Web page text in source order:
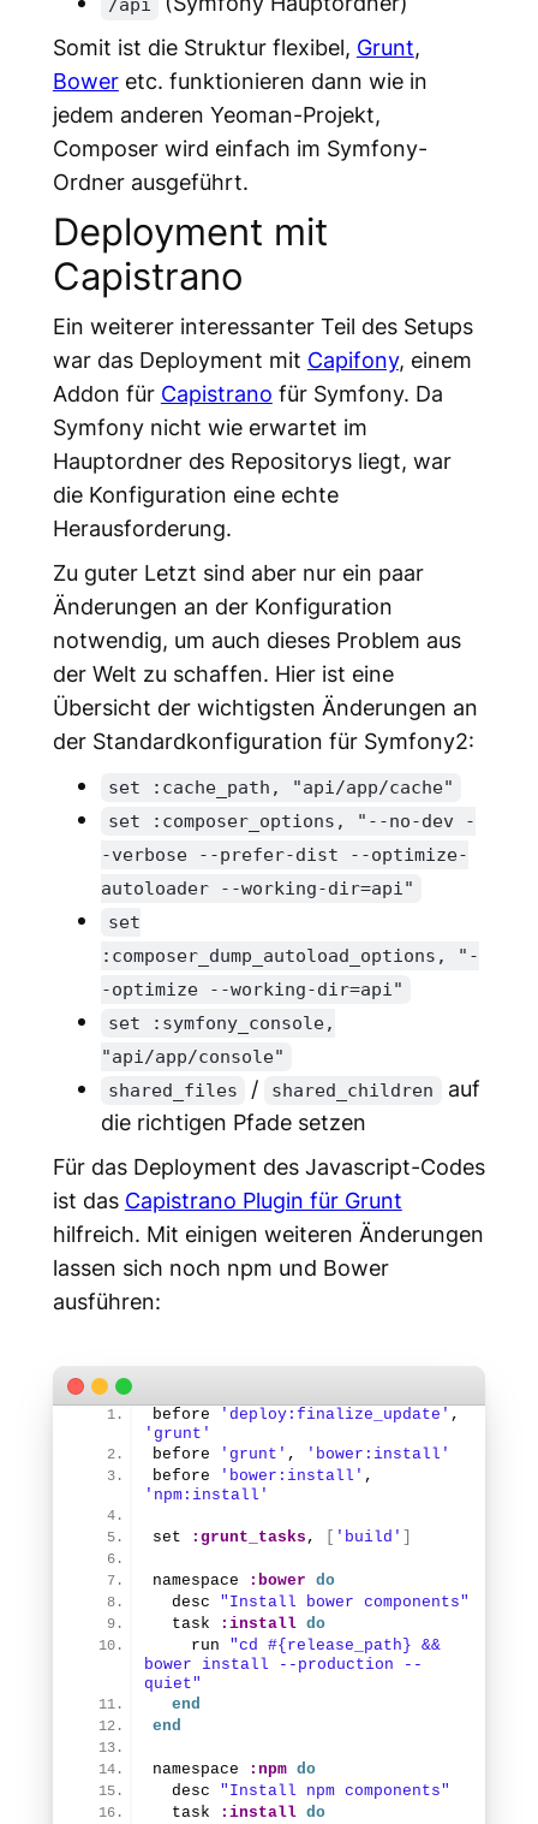
/api
Somit ist die Struktur flexibel, Grunt,
Boweretc. funktionieren dann wie in
jedem anderen Yeoman-Projekt,
Composer wird einfach im Symfony-
Ordner ausgeführt.
Deployment mit
Capistrano
Ein weiterer interessanter Teil des Setups
war das Deployment mit Capifony, einem
Addon für Capistrano für Symfony. Da
Symfony nicht wie erwartet im
Hauptordner des Repositorys liegt, war
die Konfiguration eine echte
Herausforderung.
Zu guter Letzt sind aber nur ein paar
Änderungen an der Konfiguration
notwendig, um auch dieses Problem aus
der Welt zu schaffen. Hier ist eine
Übersicht der wichtigsten Änderungen an
der Standardkonfiguration für Symfony2:
set :cache_path, "api/app/cache"
set :composer_options, "--no-dev -
-verbose --prefer-dist --optimize-
autoloader --working-dir=api"
set
:composer_dump_autoload_options, "-
-optimize --working-dir=api"
set :symfony_console,
"api/app/console"
shared_files
/ shared_children
auf
die richtigen Pfade setzen
Für das Deployment des Javascript-Codes
ist das Capistrano Plugin für Grunt
hilfreich. Mit einigen weiteren Änderungen
lassen sich noch npm und Bower
ausführen:
before 'deploy:finalize_update'
'grunt'
before
'grunt' ,
'bower:install'
before
'bower:install'
'npm:install'
set :grunt_tasks , 'build'
namespace :bower do
  desc
"Install bower components"
  task
:install do
    run
"cd #{release_path} &&
bower install --production --
quiet"
end
end
namespace :npm do
  desc
"Install npm components"
  task
:install do